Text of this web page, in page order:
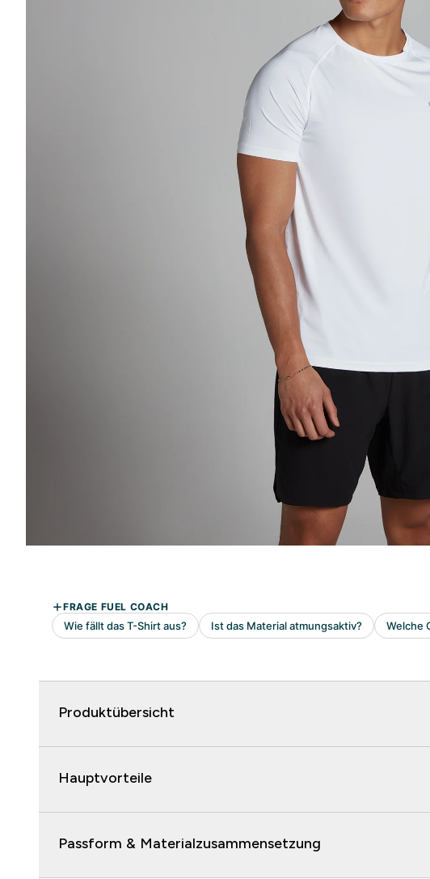
Produktübersicht
Hauptvorteile
Passform & Materialzusammensetzung